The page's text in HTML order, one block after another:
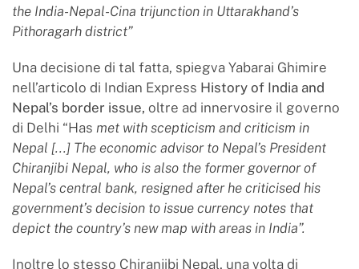
the India-Nepal-Cina trijunction in Uttarakhand’s
Pithoragarh district”
Una decisione di tal fatta, spiegva Yabarai Ghimire
nell’articolo di Indian Express History of India and
Nepal’s border issue, oltre ad innervosire il governo
di Delhi “Has met with scepticism and criticism in
Nepal [...] The economic advisor to Nepal’s President
Chiranjibi Nepal, who is also the former governor of
Nepal’s central bank, resigned after he criticised his
government’s decision to issue currency notes that
depict the country’s new map with areas in India”.
Inoltre lo stesso Chiranjibi Nepal, una volta di